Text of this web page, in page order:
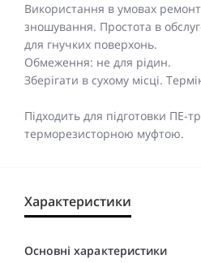
Використання в умовах
зношування. Простота в
для гнучких поверхонь.
Обмеження: не для рідин.
Зберігати в сухому місці.
Підходить для підготовки ПЕ-
терморезисторною муфтою.
Характеристики
Основні характеристики